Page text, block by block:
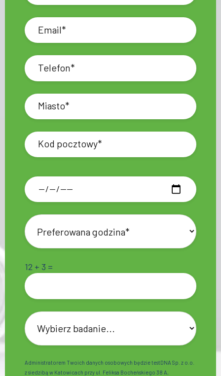
12 + 3 =
Administratorem Twoich danych osobowych będzie testDNA Sp. z o.o.
z siedzibą w Katowicach przy ul. Feliksa Bocheńskiego 38 A,